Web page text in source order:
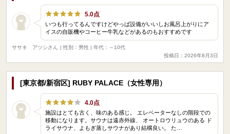
5.0点
いつも行ってるんですけどやっぱ設備がいいしお風呂上がりにア
イスの自販機やコーヒー牛乳などがあるのもおすすめです
ササキ アツシさん
| 性別：男性 | 年代：～10代
投稿日：2026年8月3日
[東京都/新宿区] RUBY PALACE（女性専用）
4.0点
施設はとても古く、味のある感じ。 エレベーターなしの階段での
移動になります。サウナは遠赤外線、 オートロウリュウのある ド
ライサウナ、よもぎ蒸しサウナがあり結構良い。 た…